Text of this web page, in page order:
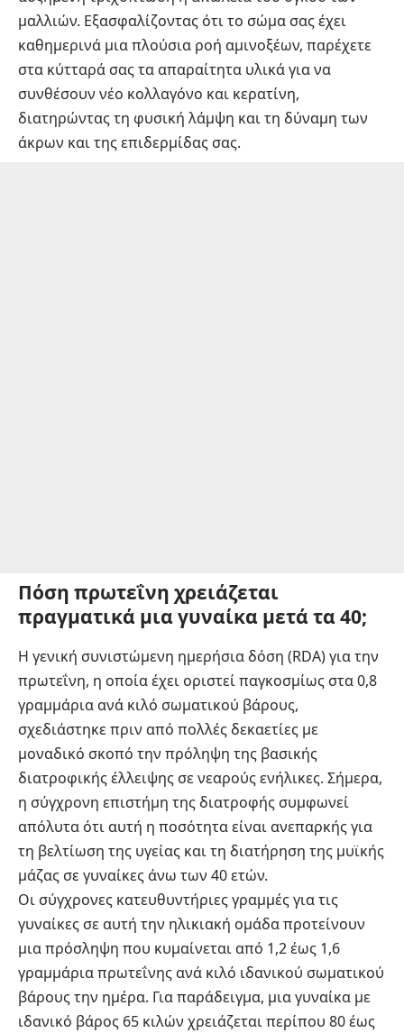
μαλλιών. Εξασφαλίζοντας ότι το σώμα σας έχει
καθημερινά μια πλούσια ροή αμινοξέων, παρέχετε
στα κύτταρά σας τα απαραίτητα υλικά για να
συνθέσουν νέο κολλαγόνο και κερατίνη,
διατηρώντας τη φυσική λάμψη και τη δύναμη των
άκρων και της επιδερμίδας σας.
Πόση πρωτεΐνη χρειάζεται
πραγματικά μια γυναίκα μετά τα 40;
Η γενική συνιστώμενη ημερήσια δόση (RDA) για την
πρωτεΐνη, η οποία έχει οριστεί παγκοσμίως στα 0,8
γραμμάρια ανά κιλό σωματικού βάρους,
σχεδιάστηκε πριν από πολλές δεκαετίες με
μοναδικό σκοπό την πρόληψη της βασικής
διατροφικής έλλειψης σε νεαρούς ενήλικες. Σήμερα,
η σύγχρονη επιστήμη της διατροφής συμφωνεί
απόλυτα ότι αυτή η ποσότητα είναι ανεπαρκής για
τη βελτίωση της υγείας και τη διατήρηση της μυϊκής
μάζας σε γυναίκες άνω των 40 ετών.
Οι σύγχρονες κατευθυντήριες γραμμές για τις
γυναίκες σε αυτή την ηλικιακή ομάδα προτείνουν
μια πρόσληψη που κυμαίνεται από 1,2 έως 1,6
γραμμάρια πρωτεΐνης ανά κιλό ιδανικού σωματικού
βάρους την ημέρα. Για παράδειγμα, μια γυναίκα με
ιδανικό βάρος 65 κιλών χρειάζεται περίπου 80 έως